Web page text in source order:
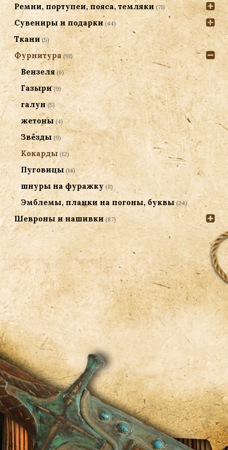
Ремни, портупеи, пояса, темляки (71)
Сувениры и подарки (44)
Ткани (5)
Фурнитура (91)
Вензеля (6)
Газыри (9)
галун (5)
жетоны (4)
Звёзды (9)
Кокарды (12)
Пуговицы (14)
шнуры на фуражку (8)
Эмблемы, планки на погоны, буквы (24)
Шевроны и нашивки (87)